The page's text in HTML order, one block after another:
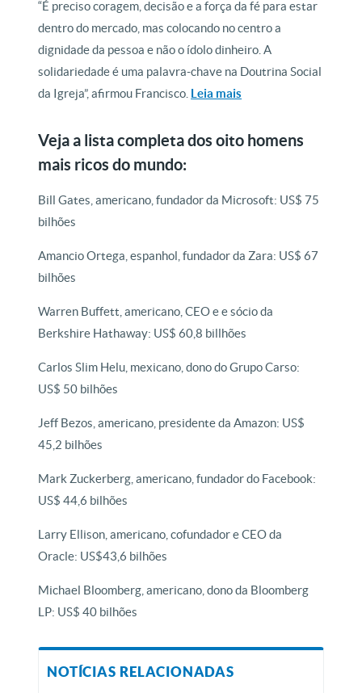
“É preciso coragem, decisão e a força da fé para estar
dentro do mercado, mas colocando no centro a
dignidade da pessoa e não o ídolo dinheiro. A
solidariedade é uma palavra-chave na Doutrina Social
da Igreja”, afirmou Francisco. Leia mais
Veja a lista completa dos oito homens
mais ricos do mundo:
Bill Gates, americano, fundador da Microsoft: US$ 75
bilhões
Amancio Ortega, espanhol, fundador da Zara: US$ 67
bilhões
Warren Buffett, americano, CEO e e sócio da
Berkshire Hathaway: US$ 60,8 billhões
Carlos Slim Helu, mexicano, dono do Grupo Carso:
US$ 50 bilhões
Jeff Bezos, americano, presidente da Amazon: US$
45,2 bilhões
Mark Zuckerberg, americano, fundador do Facebook:
US$ 44,6 bilhões
Larry Ellison, americano, cofundador e CEO da
Oracle: US$43,6 bilhões
Michael Bloomberg, americano, dono da Bloomberg
LP: US$ 40 bilhões
NOTÍCIAS RELACIONADAS